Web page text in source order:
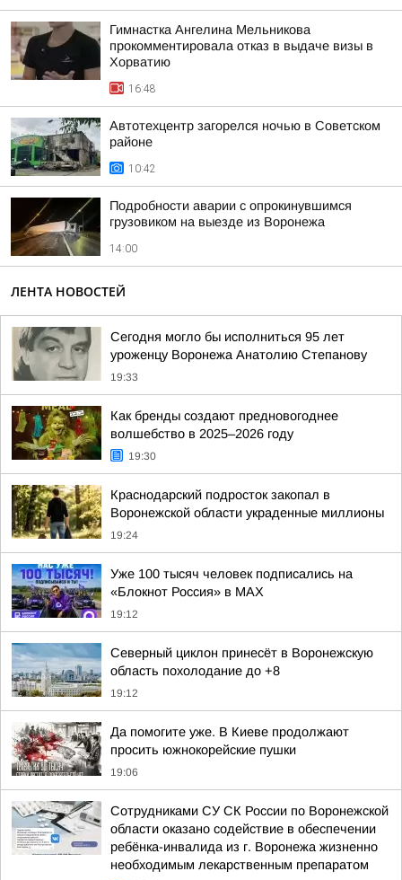
Гимнастка Ангелина Мельникова
прокомментировала отказ в выдаче визы в
Хорватию
16:48
Автотехцентр загорелся ночью в Советском
районе
10:42
Подробности аварии с опрокинувшимся
грузовиком на выезде из Воронежа
14:00
ЛЕНТА НОВОСТЕЙ
Сегодня могло бы исполниться 95 лет
уроженцу Воронежа Анатолию Степанову
19:33
Как бренды создают предновогоднее
волшебство в 2025–2026 году
19:30
Краснодарский подросток закопал в
Воронежской области украденные миллионы
19:24
Уже 100 тысяч человек подписались на
«Блокнот Россия» в МАХ
19:12
Северный циклон принесёт в Воронежскую
область похолодание до +8
19:12
Да помогите уже. В Киеве продолжают
просить южнокорейские пушки
19:06
Сотрудниками СУ СК России по Воронежской
области оказано содействие в обеспечении
ребёнка-инвалида из г. Воронежа жизненно
необходимым лекарственным препаратом